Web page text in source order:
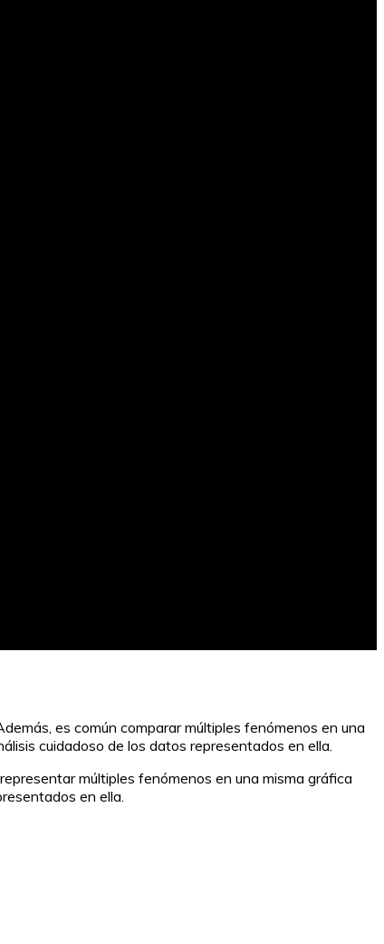
es común comparar múltiples fenómenos en una
cuidadoso de los datos representados en ella.
múltiples fenómenos en una misma gráfica
en ella.